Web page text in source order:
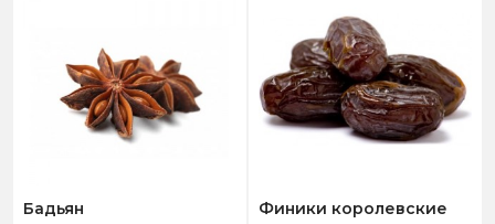
Бадьян
Финики королевские